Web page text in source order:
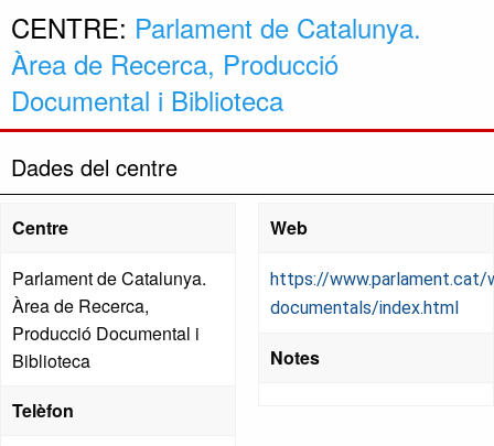
CENTRE: Parlament de Catalunya.
Àrea de Recerca, Producció
Documental i Biblioteca
Dades del centre
Centre
Parlament de Catalunya.
Àrea de Recerca,
Producció Documental i
Biblioteca
Telèfon
Web
https://
documentals/index.html
Notes